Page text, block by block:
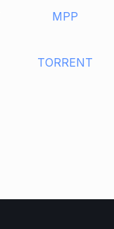
MPP
TORRENT